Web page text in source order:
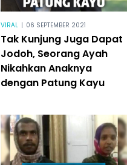
VIRAL | 06 SEPTEMBER 2021
Tak Kunjung Juga Dapat
Jodoh, Seorang Ayah
Nikahkan Anaknya
dengan Patung Kayu